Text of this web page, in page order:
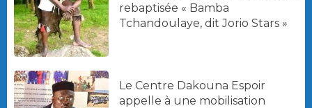
rebaptisée « Bamba
Tchandoulaye, dit Jorio Stars »
Le Centre Dakouna Espoir
appelle à une mobilisation